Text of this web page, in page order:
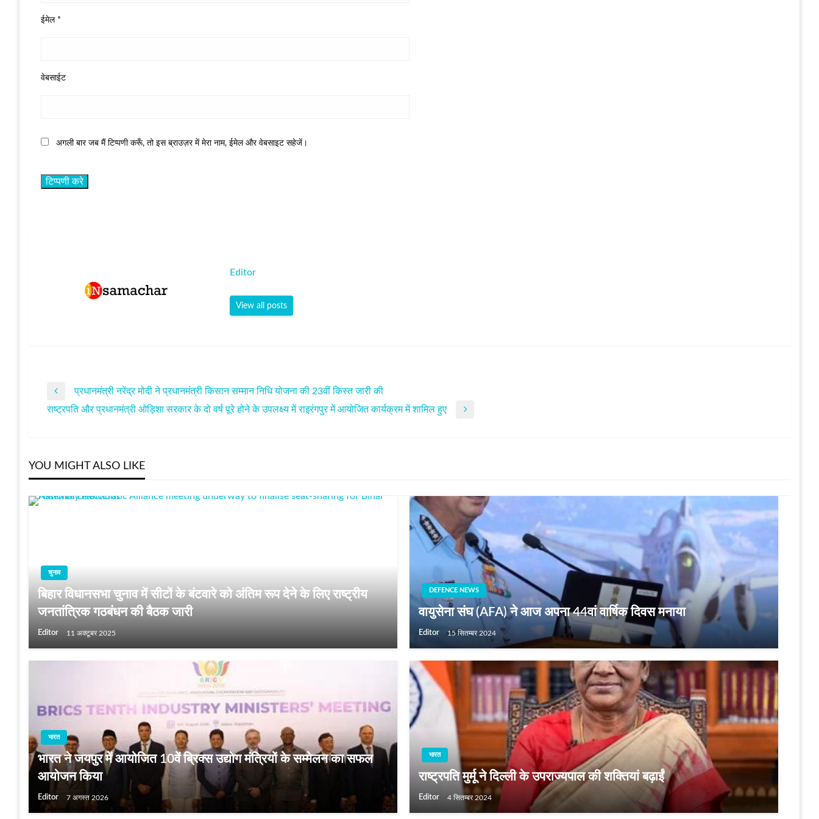
ईमेल *
वेबसाईट
अगली बार जब मैं टिप्पणी करूँ, तो इस ब्राउज़र में मेरा नाम, ईमेल और वेबसाइट सहेजें।
Editor
View all posts
पोस्ट
Previous
Post
प्रधानमंत्री नरेंद्र मोदी ने प्रधानमंत्री किसान सम्मान निधि योजना की 23वीं किस्त जारी की
Next
राष्ट्रपति और प्रधानमंत्री ओड़िशा सरकार के दो वर्ष पूरे होने के उपलक्ष्य में राइरंगपुर में आयोजित कार्यक्रम में शामिल हुए
YOU MIGHT ALSO LIKE
चुनाव
बिहार विधानसभा चुनाव में सीटों के बंटवारे को अंतिम रूप देने के लिए राष्‍ट्रीय
जनतांत्रिक गठबंधन की बैठक जारी
Editor 11 अक्टूबर 2025
DEFENCE NEWS
वायुसेना संघ (AFA) ने आज अपना 44वां वार्षिक दिवस मनाया
Editor 15 सितम्बर 2024
भारत
भारत ने जयपुर में आयोजित 10वें ब्रिक्स उद्योग मंत्रियों के सम्मेलन का सफल
आयोजन किया
Editor 7 अगस्त 2026
भारत
राष्ट्रपति मुर्मू ने दिल्ली के उपराज्यपाल की शक्तियां बढ़ाईं
Editor 4 सितम्बर 2024